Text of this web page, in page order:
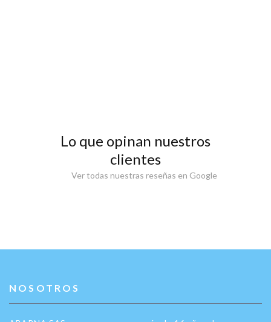
Lo que opinan nuestros
clientes
Ver todas nuestras reseñas en Google
NOSOTROS